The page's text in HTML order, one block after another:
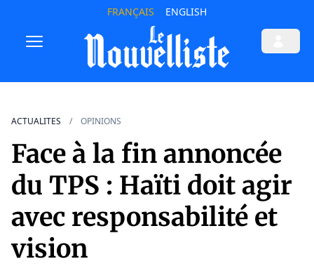
FRANÇAIS ENGLISH
ACTUALITES OPINIONS
Face à la fin annoncée
du TPS : Haïti doit agir
avec responsabilité et
vision